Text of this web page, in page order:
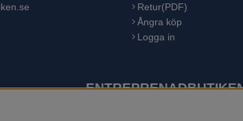
Retur(PDF)
Ångra köp
Logga in
världens största tillverkare av utomhusprodukter som